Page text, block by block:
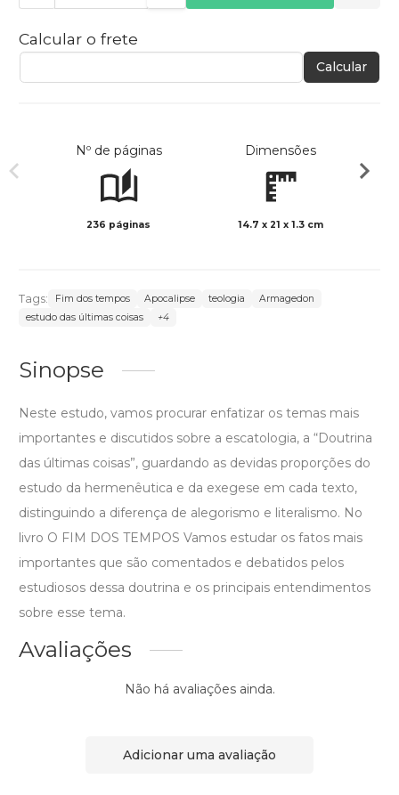
Calcular o frete
Calcular
Nº de páginas
236 páginas
Dimensões
14.7 x 21 x 1.3 cm
Tags: Fim dos tempos Apocalipse teologia
Armagedon
estudo das últimas coisas
+4
Sinopse
Neste estudo, vamos procurar enfatizar os temas mais
importantes e discutidos sobre a escatologia, a “Doutrina
das últimas coisas”, guardando as devidas proporções do
estudo da hermenêutica e da exegese em cada texto,
distinguindo a diferença de alegorismo e literalismo. No
livro O FIM DOS TEMPOS Vamos estudar os fatos mais
importantes que são comentados e debatidos pelos
estudiosos dessa doutrina e os principais entendimentos
sobre esse tema.
Avaliações
Não há avaliações ainda.
Adicionar uma avaliação